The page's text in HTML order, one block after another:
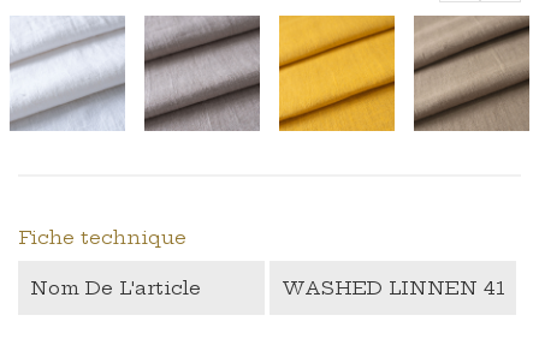
‹ ›
Fiche technique
Nom De L'article WASHED LINNEN 41